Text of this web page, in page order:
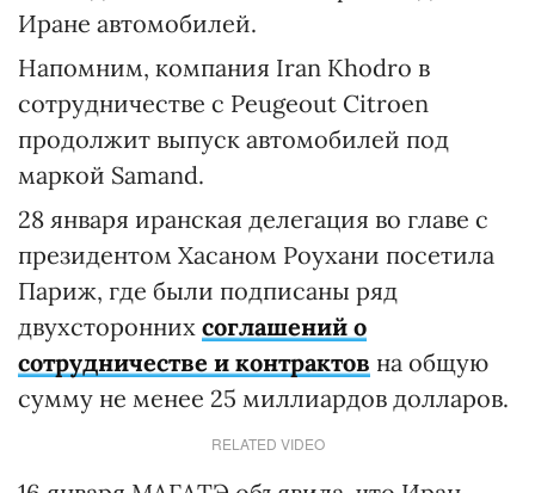
Иране автомобилей.
Напомним, компания Iran Khodro в
сотрудничестве c Peugeout Citroen
продолжит выпуск автомобилей под
маркой Samand.
28 января иранская делегация во главе с
президентом Хасаном Роухани посетила
Париж, где были подписаны ряд
двухсторонних соглашений о
сотрудничестве и контрактов на общую
сумму не менее 25 миллиардов долларов.
RELATED VIDEO